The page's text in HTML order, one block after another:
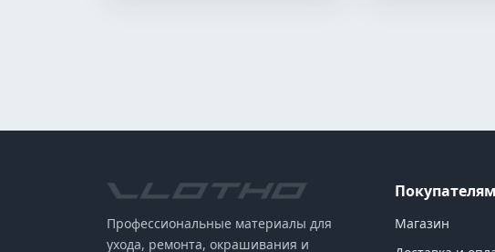
Профессиональные материалы для
ухода, ремонта, окрашивания и
Покупателям
Магазин